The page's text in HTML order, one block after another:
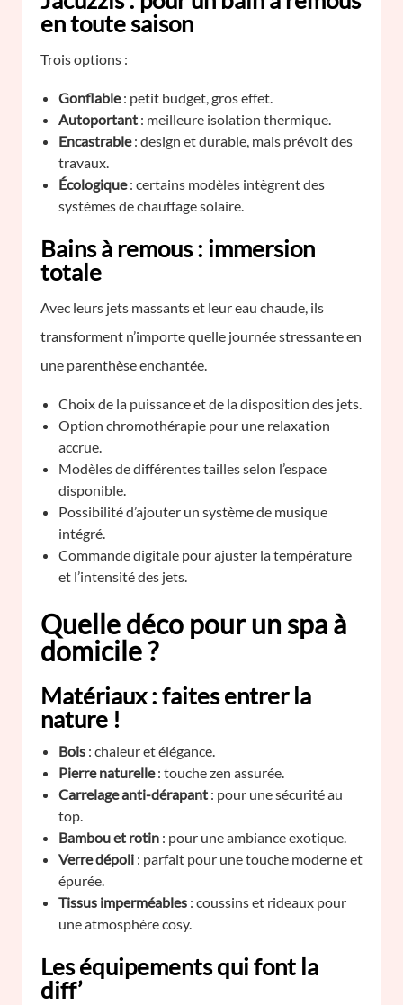
en toute saison
Trois options :
Gonflable: petit budget, gros effet.
Autoportant : meilleure isolation thermique.
Encastrable: design et durable, mais prévoit des
travaux.
Écologique: certains modèles intègrent des
systèmes de chauffage solaire.
Bains à remous : immersion
totale
Avec leurs jets massants et leur eau chaude, ils
transforment n’importe quelle journée stressante en
une parenthèse enchantée.
Choix de la puissance et de la disposition des jets.
Option chromothérapie pour une relaxation
accrue.
Modèles de différentes tailles selon l’espace
disponible.
Possibilité d’ajouter un système de musique
intégré.
Commande digitale pour ajuster la température
et l’intensité des jets.
Quelle déco pour un spa à
domicile ?
Matériaux : faites entrer la
nature !
Bois : chaleur et élégance.
Pierre naturelle: touche zen assurée.
Carrelage anti-dérapant : pour une sécurité au
top.
Bambou et rotin : pour une ambiance exotique.
Verre dépoli : parfait pour une touche moderne et
épurée.
Tissus imperméables : coussins et rideaux pour
une atmosphère cosy.
Les équipements qui font la
diff’